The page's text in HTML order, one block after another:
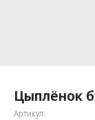
Цыплёнок
Артикул: